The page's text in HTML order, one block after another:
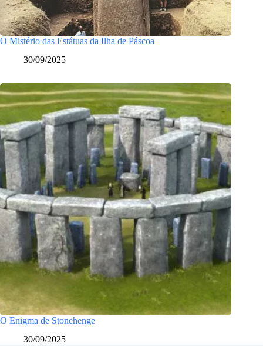
O Mistério das Estátuas da Ilha de Páscoa
30/09/2025
O Enigma de Stonehenge
30/09/2025